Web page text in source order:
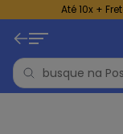
Até 10x +